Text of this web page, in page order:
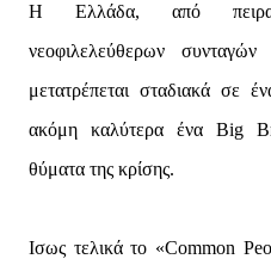
Η Ελλάδα, από
νεοφιλελεύθερων συνταγών
μετατρέπεται σταδιακά σε
ακόμη καλύτερα ένα Big
θύματα της κρίσης.
Ισως τελικά το «Common